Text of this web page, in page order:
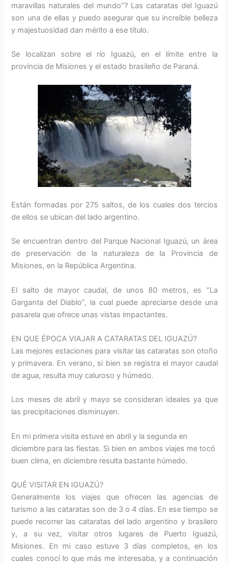
maravillas naturales del mundo”? Las cataratas del Iguazú
son una de ellas y puedo asegurar que su increíble belleza
y majestuosidad dan mérito a ese título.
Se localizan sobre el río Iguazú, en el límite entre la
provincia de Misiones y el estado brasileño de Paraná.
Están formadas por 275 saltos, de los cuales dos tercios
de ellos se ubican del lado argentino.
Se encuentran dentro del Parque Nacional Iguazú, un área
de preservación de la naturaleza de la Provincia de
Misiones, en la República Argentina.
El salto de mayor caudal, de unos 80 metros, es “La
Garganta del Diablo”, la cual puede apreciarse desde una
pasarela que ofrece unas vistas impactantes.
EN QUE ÉPOCA VIAJAR A CATARATAS DEL IGUAZÚ?
Las mejores estaciones para visitar las cataratas son otoño
y primavera. En verano, si bien se registra el mayor caudal
de agua, resulta muy caluroso y húmedo.
Los meses de abril y mayo se consideran ideales ya que
las precipitaciones disminuyen.
En mi primera visita estuve en abril y la segunda en
diciembre para las fiestas. Si bien en ambos viajes me tocó
buen clima, en diciembre resulta bastante húmedo.
QUÉ VISITAR EN IGUAZÚ?
Generalmente los viajes que ofrecen las agencias de
turismo a las cataratas son de 3 o 4 días. En ese tiempo se
puede recorrer las cataratas del lado argentino y brasilero
y, a su vez, visitar otros lugares de Puerto Iguazú,
Misiones. En mi caso estuve 3 días completos, en los
cuales conocí lo que más me interesaba, y a continuación